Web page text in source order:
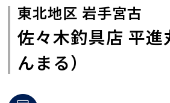
東北地区 岩手宮古
佐々木釣具店 平進
んまる）